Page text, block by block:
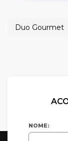
Duo Gourmet
NOME: